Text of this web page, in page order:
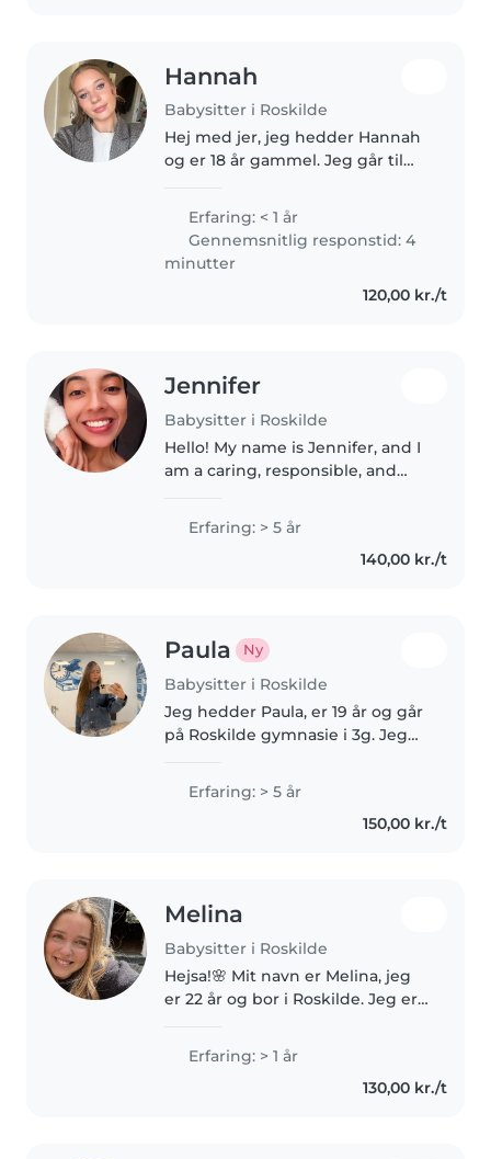
Hannah
Babysitter i Roskilde
Hej med jer, jeg hedder Hannah
og er 18 år gammel. Jeg går til
derudover har jeg hest og
sætter pris på en god løbetur.
Jeg har et solidt fagligt
Erfaring: < 1 år
Gennemsnitlig responstid: 4
minutter
120,00 kr./t
Jennifer
Babysitter i Roskilde
Hello! My name is Jennifer, and I
am a caring, responsible, and
Roskilde. I am originally from
Colombia and am pursuing a
Erfaring: > 5 år
140,00 kr./t
Paula Ny
Babysitter i Roskilde
Jeg hedder Paula, er 19 år og går
på Roskilde gymnasie i 3g. Jeg
passe børn og elsker at være
sammen med dem. Jeg har ikke
arbejdet med det før, men..
Erfaring: > 5 år
150,00 kr./t
Melina
Babysitter i Roskilde
Hejsa!🌸 Mit navn er Melina, jeg
er 22 år og bor i Roskilde. Jeg er
skabe en hyggelig, tryg og glad
stemning omkring mig, hvad
enten det er med en god..
Erfaring: > 1 år
130,00 kr./t